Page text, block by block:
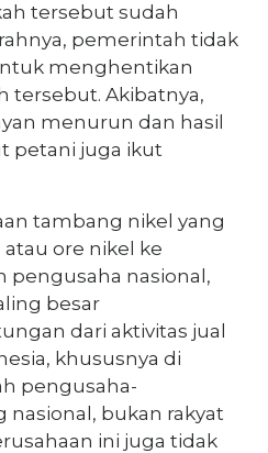
tersebut sudah
pemerintah tidak
menghentikan
tersebut. Akibatnya,
menurun dan hasil
petani juga ikut
tambang nikel yang
ore nikel ke
pengusaha nasional,
besar
dari aktivitas jual
khususnya di
pengusaha-
bukan rakyat
ini juga tidak